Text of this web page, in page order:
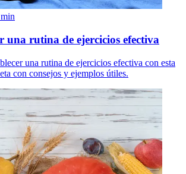
min
una rutina de ejercicios efectiva
una rutina de ejercicios efectiva con esta
con consejos y ejemplos útiles.